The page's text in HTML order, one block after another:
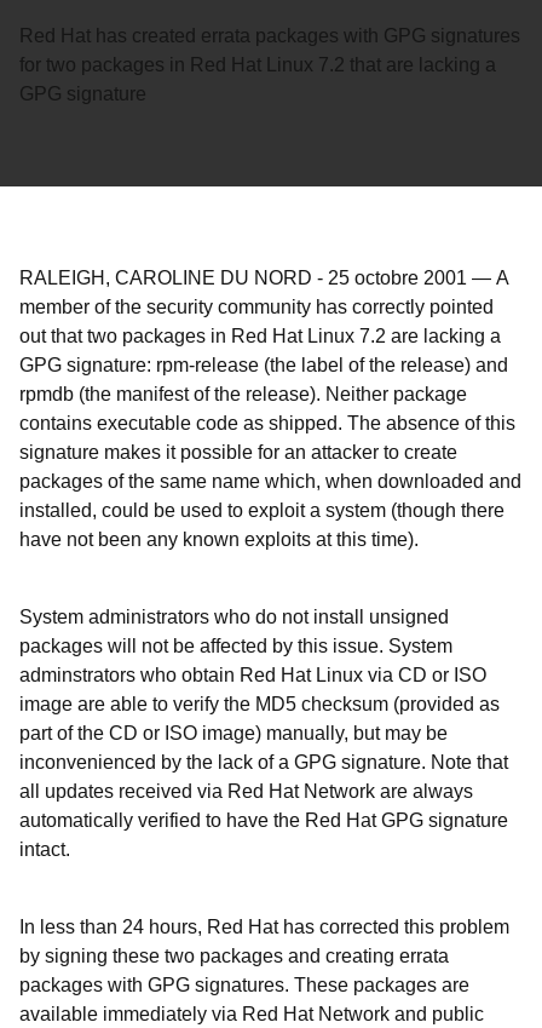
Red Hat has created errata packages with GPG signatures
for two packages in Red Hat Linux 7.2 that are lacking a
GPG signature
RALEIGH, CAROLINE DU NORD - 25 octobre 2001 — A
member of the security community has correctly pointed
out that two packages in Red Hat Linux 7.2 are lacking a
GPG signature: rpm-release (the label of the release) and
rpmdb (the manifest of the release). Neither package
contains executable code as shipped. The absence of this
signature makes it possible for an attacker to create
packages of the same name which, when downloaded and
installed, could be used to exploit a system (though there
have not been any known exploits at this time).
System administrators who do not install unsigned
packages will not be affected by this issue. System
adminstrators who obtain Red Hat Linux via CD or ISO
image are able to verify the MD5 checksum (provided as
part of the CD or ISO image) manually, but may be
inconvenienced by the lack of a GPG signature. Note that
all updates received via Red Hat Network are always
automatically verified to have the Red Hat GPG signature
intact.
In less than 24 hours, Red Hat has corrected this problem
by signing these two packages and creating errata
packages with GPG signatures. These packages are
available immediately via Red Hat Network and public